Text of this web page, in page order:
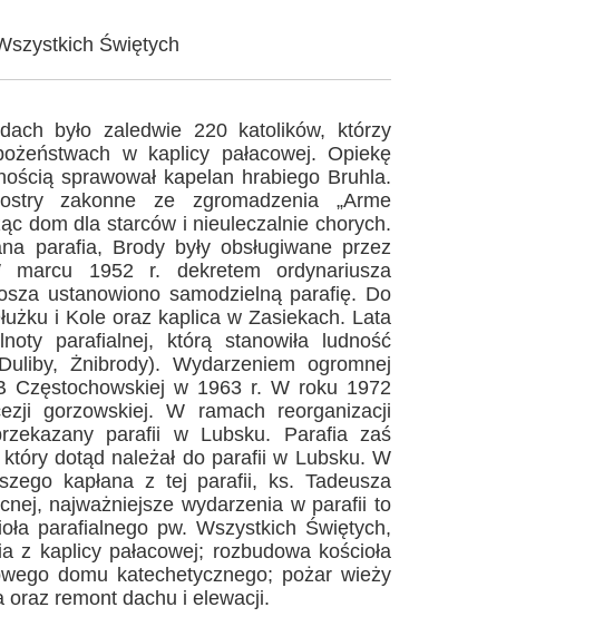
Świętych
było zaledwie 220 katolików, którzy
w kaplicy pałacowej. Opiekę
sprawował kapelan hrabiego Bruhla.
zakonne ze zgromadzenia „Arme
dom dla starców i nieuleczalnie chorych.
parafia, Brody były obsługiwane przez
1952 r. dekretem ordynariusza
ustanowiono samodzielną parafię. Do
i Kole oraz kaplica w Zasiekach. Lata
parafialnej, którą stanowiła ludność
Żnibrody). Wydarzeniem ogromnej
Częstochowskiej w 1963 r. W roku 1972
gorzowskiej. W ramach reorganizacji
parafii w Lubsku. Parafia zaś
dotąd należał do parafii w Lubsku. W
kapłana z tej parafii, ks. Tadeusza
najważniejsze wydarzenia w parafii to
parafialnego pw. Wszystkich Świętych,
z kaplicy pałacowej; rozbudowa kościoła
domu katechetycznego; pożar wieży
oraz remont dachu i elewacji.